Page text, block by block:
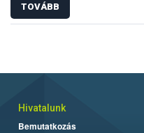
TOVÁBB
Hivatalunk
Bemutatkozás